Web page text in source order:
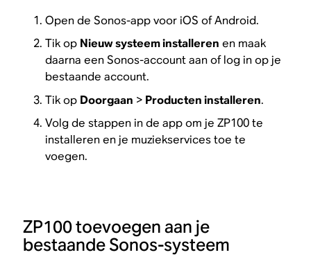
Open de Sonos-app voor iOS of Android.
Tik op Nieuw systeem installeren en maak
daarna een Sonos-account aan of log in op je
bestaande account.
Tik op Doorgaan > Producten installeren.
Volg de stappen in de app om je ZP100 te
installeren en je muziekservices toe te
voegen.
ZP100 toevoegen aan je
bestaande Sonos-systeem